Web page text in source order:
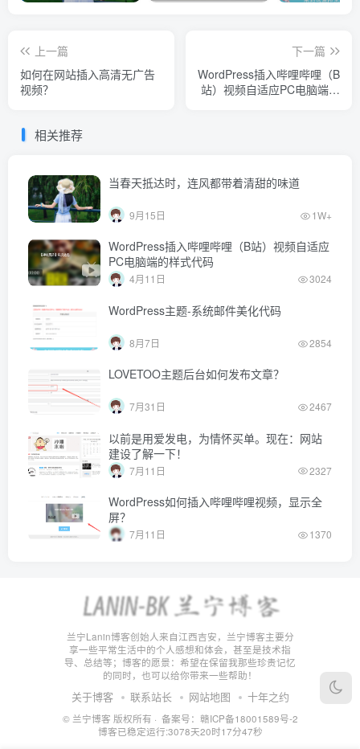
上一篇
如何在网站插入高清无广告
视频？
下一篇
WordPress插入哔哩哔哩（B
站）视频自适应PC电脑端的
相关推荐
当春天抵达时，连风都带着清甜的味道
9月15日 1W+
WordPress插入哔哩哔哩（B站）视频自适应
PC电脑端的样式代码
4月11日 3024
WordPress主题-系统邮件美化代码
8月7日 2854
LOVETOO主题后台如何发布文章？
7月31日 2467
以前是用爱发电，为情怀买单。现在：网站
建设了解一下！
7月11日 2327
WordPress如何插入哔哩哔哩视频，显示全
屏？
7月11日 1370
兰宁Lanin博客创始人来自江西吉安，兰宁博客主要分
享一些平常生活中的个人感想和体会，甚至是技术指
导、总结等；博客的愿景：希望在保留我那些珍贵记忆
的同时，也可以给你带来一些帮助！
关于博客 联系站长 网站地图 十年之约
© 兰宁博客 版权所有 · 备案号：赣ICP备18001589号-2
博客已稳定运行:3078天20时17分48秒